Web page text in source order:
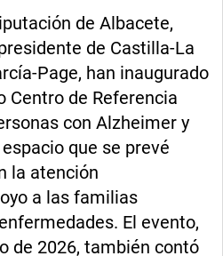
de Albacete,
de Castilla-La
Page, han inaugurado
Centro de Referencia
con Alzheimer y
que se prevé
la atención
a las familias
El evento,
de 2026, también contó